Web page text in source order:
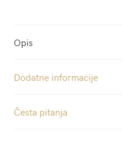
Opis
Dodatne informacije
Česta pitanja